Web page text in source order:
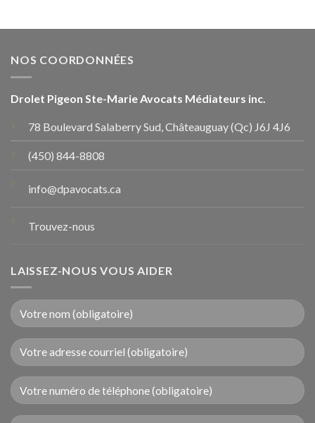
NOS COORDONNÉES
Drolet Pigeon Ste-Marie Avocats Médiateurs inc.
78 Boulevard Salaberry Sud, Châteauguay (Qc) J6J 4J6
(450) 844-8808
info@dpavocats.ca
Trouvez-nous
LAISSEZ-NOUS VOUS AIDER